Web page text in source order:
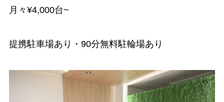
月々¥4,000台~
提携駐車場あり・90分無料駐輪場あり